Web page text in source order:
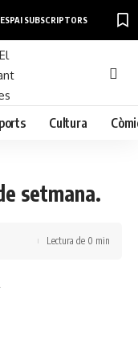
ESPAI SUBSCRIPTORS
Cultura
setmana.
Lectura de 0 min